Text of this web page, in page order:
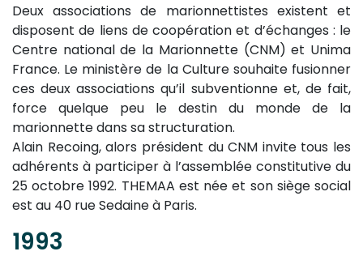
Deux associations de marionnettistes existent et
disposent de liens de coopération et d’échanges : le
Centre national de la Marionnette (CNM) et Unima
France. Le ministère de la Culture souhaite fusionner
ces deux associations qu’il subventionne et, de fait,
force quelque peu le destin du monde de la
marionnette dans sa structuration.
Alain Recoing, alors président du CNM invite tous les
adhérents à participer à l’assemblée constitutive du
25 octobre 1992. THEMAA est née et son siège social
est au 40 rue Sedaine à Paris.
1993